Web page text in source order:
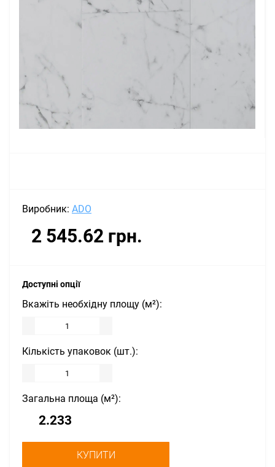
Виробник: ADO
2 545.62 грн.
Доступні опції
Вкажіть необхідну площу (м²):
Кількість упаковок (шт.):
Загальна площа (м²):
КУПИТИ